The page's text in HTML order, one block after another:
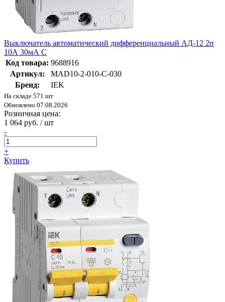
Выключатель автоматический дифференциальный АД-12 2п
10А 30мА С
Код товара: 9688916
Артикул:
MAD10-2-010-C-030
Бренд:
IEK
На складе 571 шт
Обновлено 07.08.2026
Розничная цена:
1 064 руб. / шт
-
+
Купить